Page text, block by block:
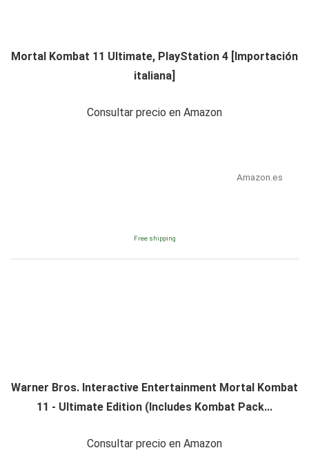
Mortal Kombat 11 Ultimate, PlayStation 4 [Importación
italiana]
Consultar precio en Amazon
Amazon.es
Free shipping
Warner Bros. Interactive Entertainment Mortal Kombat
11 - Ultimate Edition (Includes Kombat Pack...
Consultar precio en Amazon